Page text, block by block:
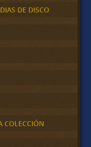
DE DISCO
COLECCIÓN